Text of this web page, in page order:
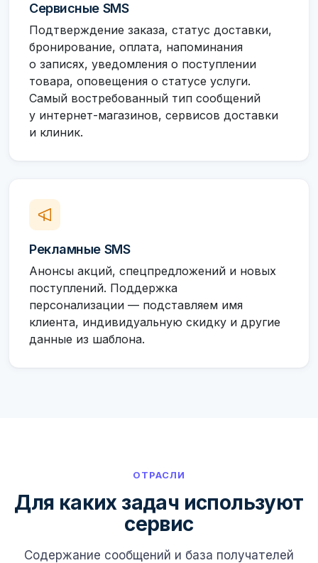
Сервисные SMS
Подтверждение заказа, статус доставки,
бронирование, оплата, напоминания
о записях, уведомления о поступлении
товара, оповещения о статусе услуги.
Самый востребованный тип сообщений
у интернет-магазинов, сервисов доставки
и клиник.
Рекламные SMS
Анонсы акций, спецпредложений и новых
поступлений. Поддержка
персонализации — подставляем имя
клиента, индивидуальную скидку и другие
данные из шаблона.
ОТРАСЛИ
Для каких задач используют
сервис
Содержание сообщений и база получателей